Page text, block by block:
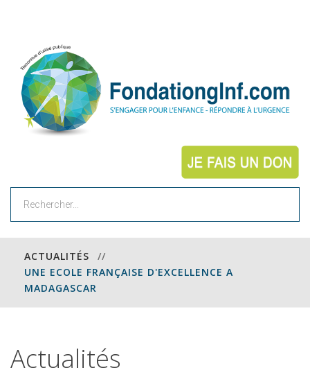
ACTUALITÉS
//
UNE ECOLE FRANÇAISE D'EXCELLENCE A
MADAGASCAR
Actualités